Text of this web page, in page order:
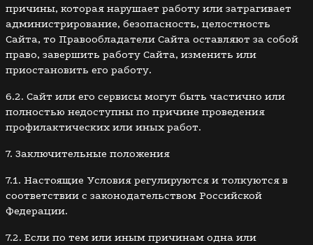
причины, которая нарушает работу или затрагивает
администрирование, безопасность, целостность
Сайта, то Правообладатели Сайта оставляют за собой
право, завершить работу Сайта, изменить или
приостановить его работу.
6.2. Сайт или его сервисы могут быть частично или
полностью недоступны по причине проведения
профилактических или иных работ.
7. Заключительные положения
7.1. Настоящие Условия регулируются и толкуются в
соответствии с законодательством Российской
Федерации.
7.2. Если по тем или иным причинам одна или